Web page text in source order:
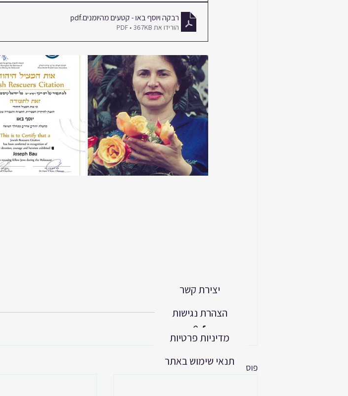
רבקה ויוסף באו - קטעים מהיומנים.pdf
הורידו את PDF • 367KB
פוסטים אחרונים
יצירת קשר
הצהרת נגישות
מדיניות פרטיות
תנאי שימוש באתר